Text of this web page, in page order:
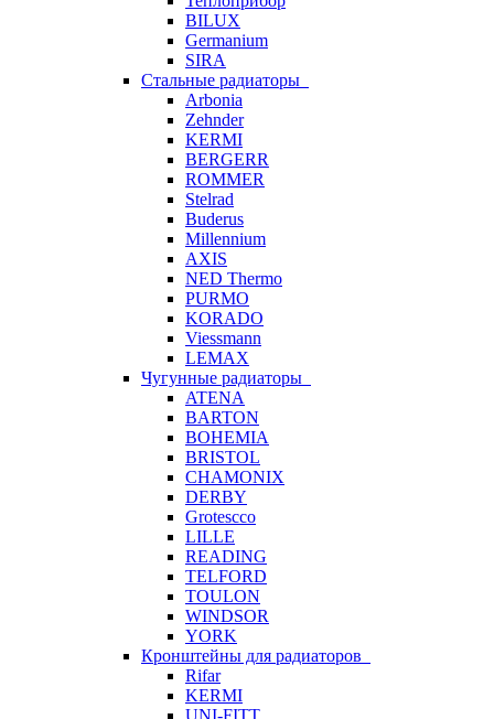
BILUX
Germanium
SIRA
Стальные радиаторы
Arbonia
Zehnder
KERMI
BERGERR
ROMMER
Stelrad
Buderus
Millennium
AXIS
NED Thermo
PURMO
KORADO
Viessmann
LEMAX
Чугунные радиаторы
ATENA
BARTON
BOHEMIA
BRISTOL
CHAMONIX
DERBY
Grotescco
LILLE
READING
TELFORD
TOULON
WINDSOR
YORK
Кронштейны для радиаторов
Rifar
KERMI
UNI-FITT